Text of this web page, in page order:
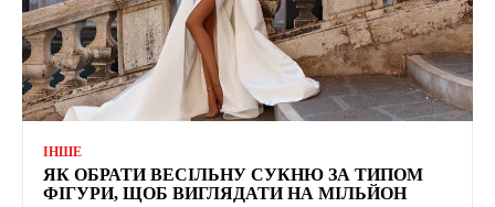
ІНШЕ
ЯК ОБРАТИ ВЕСІЛЬНУ СУКНЮ ЗА ТИПОМ
ФІГУРИ, ЩОБ ВИГЛЯДАТИ НА МІЛЬЙОН